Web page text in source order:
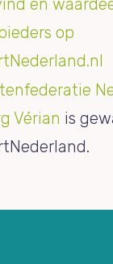
Vérian is